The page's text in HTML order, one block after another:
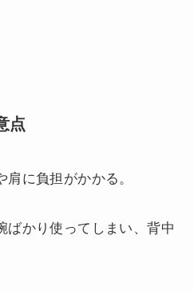
点
肩に負担がかかる。
ばかり使ってしまい、背中